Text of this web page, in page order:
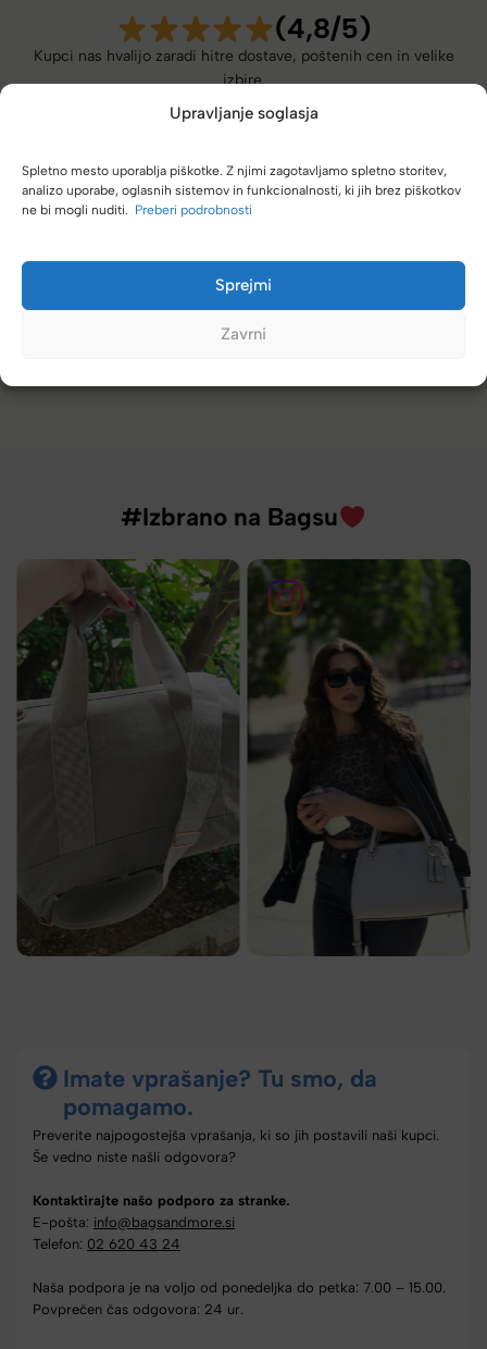
Upravljanje soglasja
Spletno mesto uporablja piškotke. Z njimi zagotavljamo spletno storitev,
analizo uporabe, oglasnih sistemov in funkcionalnosti, ki jih brez piškotkov
ne bi mogli nuditi. Preberi podrobnosti
Sprejmi
Zavrni
(4,8/5)
Kupci nas hvalijo zaradi hitre dostave, poštenih cen in velike
izbire.
#Izbrano na Bagsu
Imate vprašanje? Tu smo, da
pomagamo.
Preverite najpogostejša vprašanja, ki so jih postavili naši kupci.
Še vedno niste našli odgovora?
Kontaktirajte našo podporo za stranke.
E-pošta: info@bagsandmore.si
Telefon: 02 620 43 24
Naša podpora je na voljo od ponedeljka do petka: 7.00 – 15.00.
Povprečen čas odgovora: 24 ur.